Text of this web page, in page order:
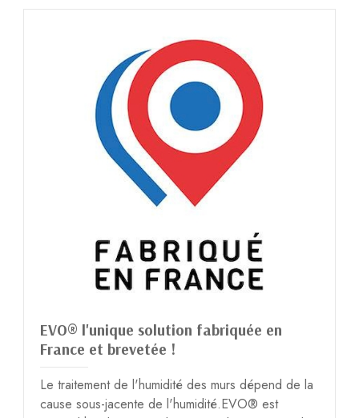
EVO® l'unique solution fabriquée en
France et brevetée !
Le traitement de l'humidité des murs dépend de la
cause sous-jacente de l'humidité.EVO® est